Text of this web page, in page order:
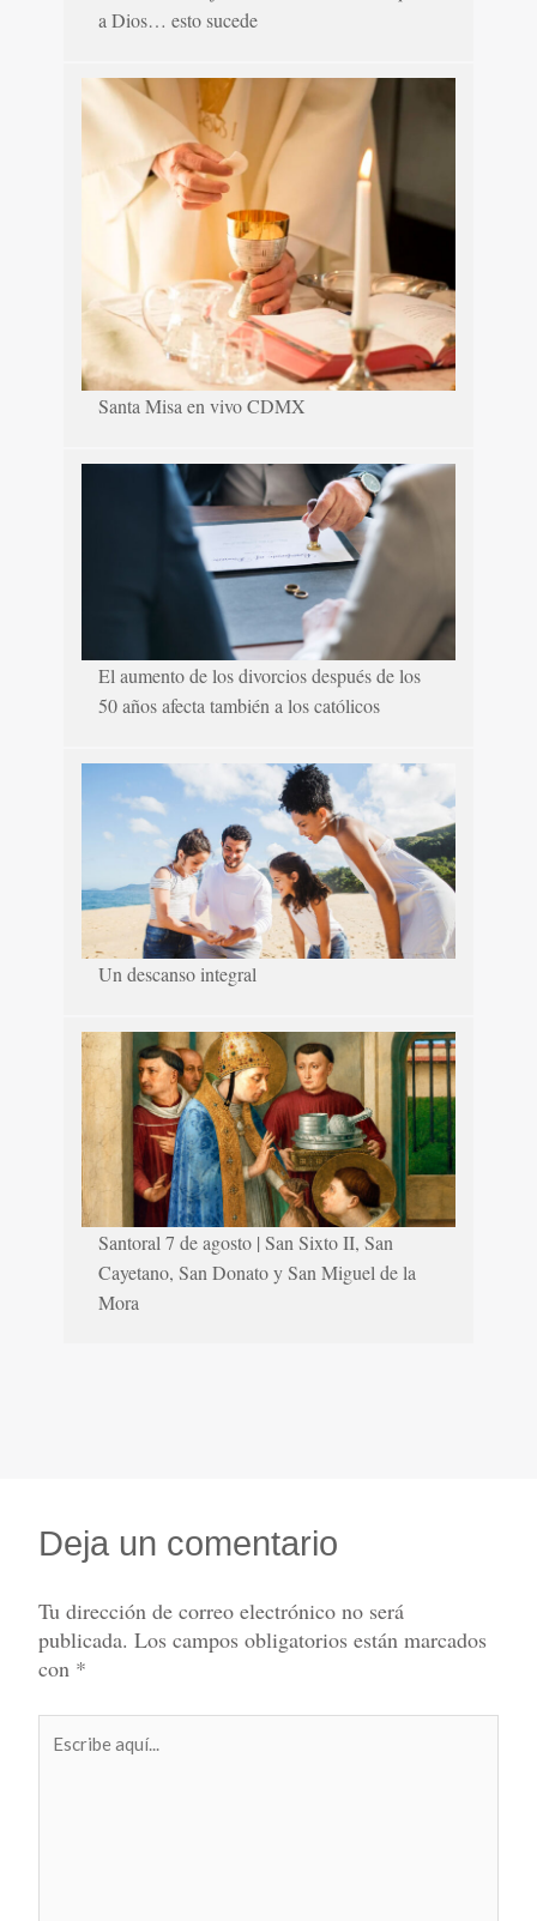
a Dios… esto sucede
Santa Misa en vivo CDMX
El aumento de los divorcios después de los
50 años afecta también a los católicos
Un descanso integral
Santoral 7 de agosto | San Sixto II, San
Cayetano, San Donato y San Miguel de la
Mora
Deja un comentario
Tu dirección de correo electrónico no será
publicada. Los campos obligatorios están marcados
con *
aquí...